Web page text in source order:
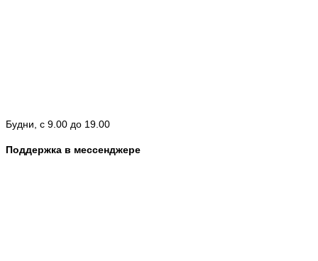
Будни, с 9.00 до 19.00
Поддержка в мессенджере